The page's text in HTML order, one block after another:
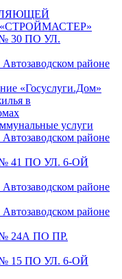
30 ПО УЛ.
районе
«Госуслуги.Дом»
в
услуги
районе
ПО УЛ. 6-ОЙ
районе
районе
24А ПО ПР.
ПО УЛ. 6-ОЙ